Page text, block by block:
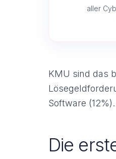
aller
KMU sind das
Software (12%).
Die